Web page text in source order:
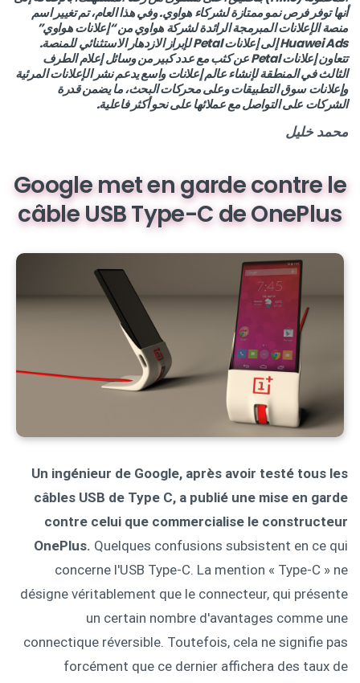
أنها توفر فرص نمو ممتازة لشركاء هواوي. وفي هذا العام، تم تغيير اسم
منصة الإعلانات المبرمجة الرائدة لشركة هواوي من “إعلانات هواوي”
Huawei Ads إلى إعلانات Petal لإبراز الازدهار الاستثنائي للمنصة.
تتعاون إعلانات Petal عن كثب مع عدد كبير من وسائل إعلام الطرف
الثالث في المنطقة لإنشاء عالم إعلانات واسع يدعم نشر الإعلانات المرئية
وإعلانات سوق التطبيقات وعلى محركات البحث، ما يضمن قدرة
الشركات على التواصل مع عملائها على نحو أكثر فاعلية.
محمد خليل
Google met en garde contre le
câble USB Type-C de OnePlus
Un ingénieur de Google, après avoir testé tous les
câbles USB de Type C, a publié une mise en garde
contre celui que commercialise le constructeur
OnePlus. Quelques confusions subsistent en ce qui
concerne l'USB Type-C. La mention « Type-C » ne
désigne véritablement que le connecteur, qui présente
un certain nombre d'avantages comme une
connectique réversible. Toutefois, cela ne signifie pas
forcément que ce dernier affichera des taux de